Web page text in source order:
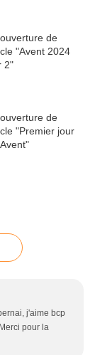
j'aime bcp
pour la